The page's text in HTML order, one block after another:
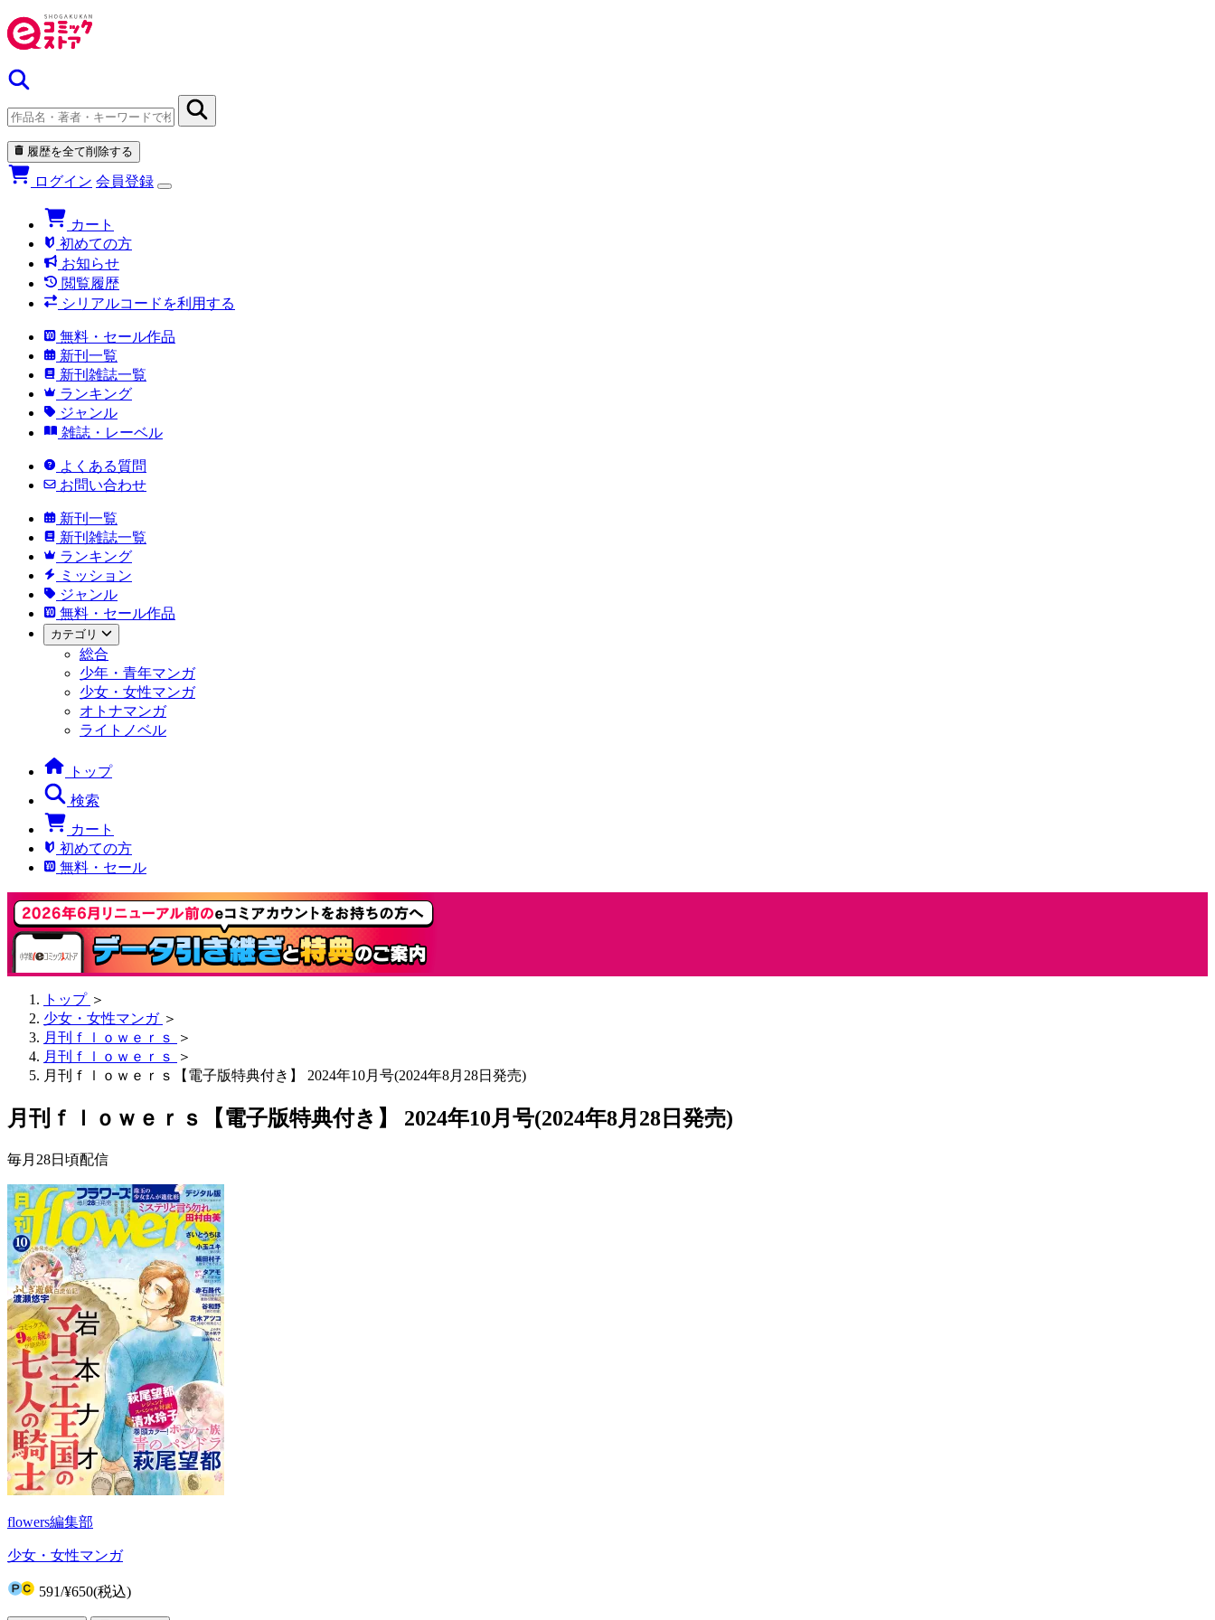
履歴を全て削除する
ログイン 会員登録
カート
初めての方
お知らせ
閲覧履歴
シリアルコードを利用する
無料・セール作品
新刊一覧
新刊雑誌一覧
ランキング
ジャンル
雑誌・レーベル
よくある質問
お問い合わせ
新刊一覧
新刊雑誌一覧
ランキング
ミッション
ジャンル
無料・セール作品
カテゴリ
総合
少年・青年マンガ
少女・女性マンガ
オトナマンガ
ライトノベル
トップ
検索
カート
初めての方
無料・セール
トップ ＞
少女・女性マンガ ＞
月刊ｆｌｏｗｅｒｓ
＞
月刊ｆｌｏｗｅｒｓ
＞
月刊ｆｌｏｗｅｒｓ【電子版特典付き】 2024年10月号(2024年8月28日発売)
月刊ｆｌｏｗｅｒｓ【電子版特典付き】 2024年10月号(2024年8月28日発売)
毎月28日頃配信
flowers編集部
少女・女性マンガ
591/¥650(税込)